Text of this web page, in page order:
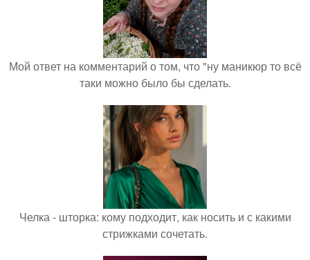
Мой ответ на комментарий о том, что "ну маникюр то всё
таки можно было бы сделать.
Челка - шторка: кому подходит, как носить и с какими
стрижками сочетать.